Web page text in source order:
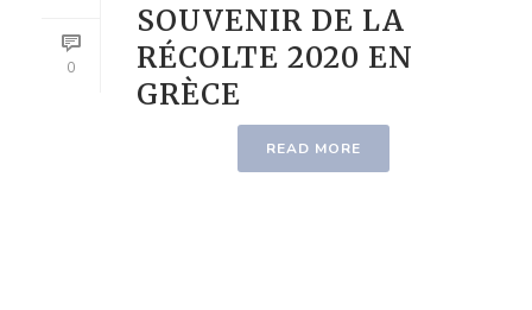
0
SOUVENIR DE LA
RÉCOLTE 2020 EN
GRÈCE
READ MORE